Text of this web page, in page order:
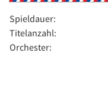
Spieldauer:
Titelanzahl:
Orchester: